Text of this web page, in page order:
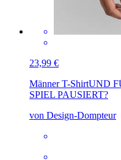
23,99 €
Männer T-ShirtUND
SPIEL PAUSIERT?
von Design-Dompteur